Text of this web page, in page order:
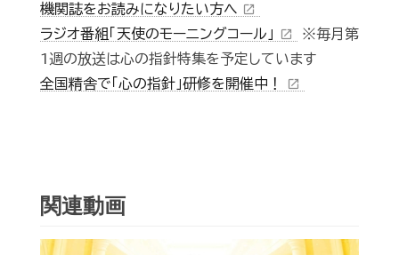
機関誌をお読みになりたい方へ open_in_new
ラジオ番組「天使のモーニングコール」 open_in_new
※毎月第
1週の放送は心の指針特集を予定しています
全国精舎で「心の指針」研修を開催中！
open_in_new
関連動画